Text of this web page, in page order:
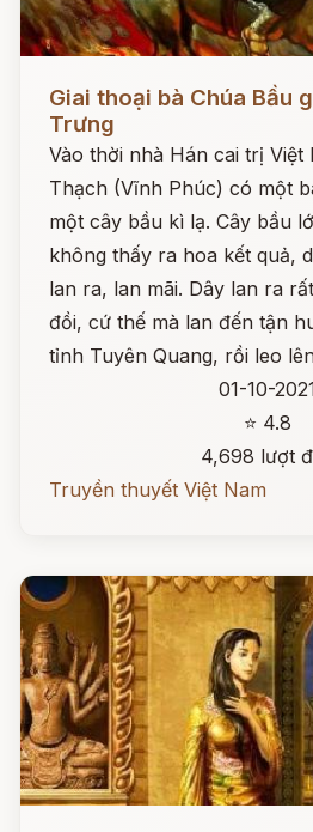
Giai thoại bà Chúa Bầu
Trưng
Vào thời nhà Hán cai trị Việt
Thạch (Vĩnh Phúc) có một
một cây bầu kì lạ. Cây bầu
không thấy ra hoa kết quả,
lan ra, lan mãi. Dây lan ra
đồi, cứ thế mà lan đến tận
tỉnh Tuyên Quang, rồi leo
01-10-
⭐ 4.8
4,698 lượt
Truyền thuyết Việt Nam